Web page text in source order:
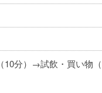
分）→試飲・買い物